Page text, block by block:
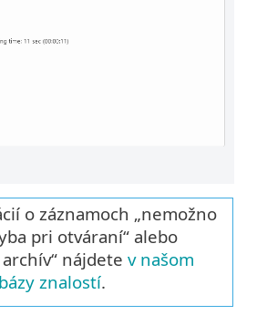
o záznamoch „nemožno
pri otváraní“ alebo
nájdete v našom
znalostí.